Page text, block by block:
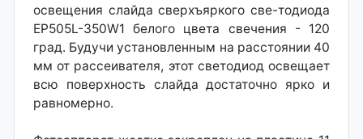
освещения слайда сверхъяркого све-тодиода
EP505L-350W1 белого цвета свечения - 120
град. Будучи установленным на расстоянии 40
мм от рассеивателя, этот светодиод освещает
всю поверхность слайда достаточно ярко и
равномерно.